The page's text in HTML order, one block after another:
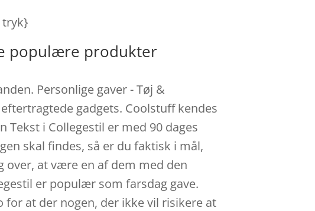
tryk}
populære produkter
Personlige gaver - Tøj &
gadgets. Coolstuff kendes
Tekst i Collegestil er med 90 dages
skal findes, så er du faktisk i mål,
over, at være en af dem med den
er populær som farsdag gave.
for at der nogen, der ikke vil risikere at